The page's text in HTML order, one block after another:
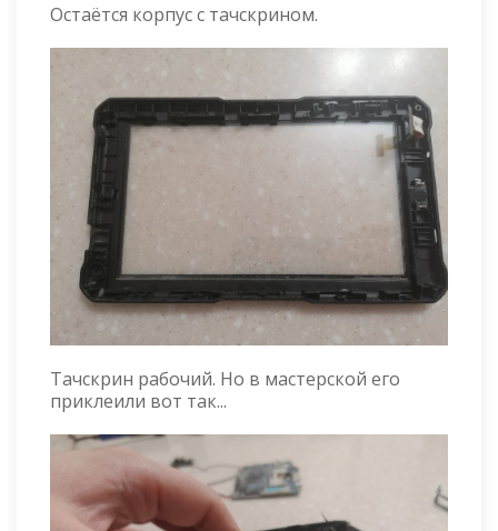
Остаётся корпус с тачскрином.
Тачскрин рабочий. Но в мастерской его
приклеили вот так...